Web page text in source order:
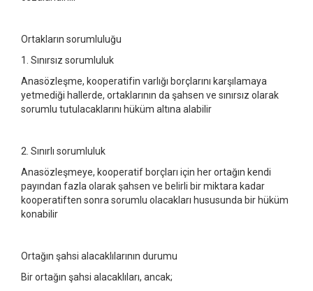
Ortakların sorumluluğu
1. Sınırsız sorumluluk
Anasözleşme, kooperatifin varlığı borçlarını karşılamaya
yetmediği hallerde, ortaklarının da şahsen ve sınırsız olarak
sorumlu tutulacaklarını hüküm altına alabilir
2. Sınırlı sorumluluk
Anasözleşmeye, kooperatif borçları için her ortağın kendi
payından fazla olarak şahsen ve belirli bir miktara kadar
kooperatiften sonra sorumlu olacakları hususunda bir hüküm
konabilir
Ortağın şahsi alacaklılarının durumu
Bir ortağın şahsi alacaklıları, ancak;